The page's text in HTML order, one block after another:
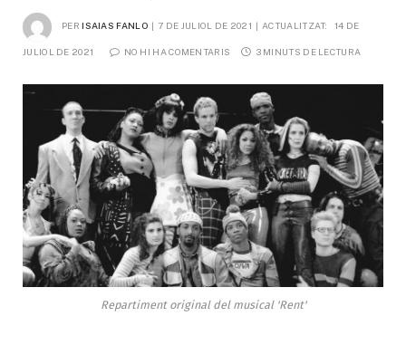
PER ISAIAS FANLO 7 DE JULIOL DE 2021 ACTUALITZAT: 14 DE
JULIOL DE 2021 NO HI HA COMENTARIS 3 MINUTS DE LECTURA
Repartiment original del musical 'Rent'